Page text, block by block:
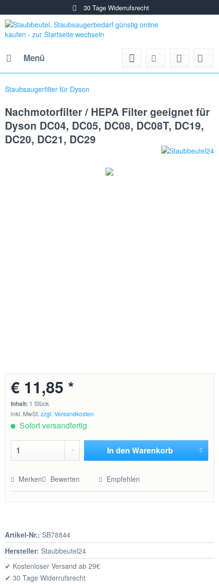
30 Tage Widerrufsrecht
Menü
Staubsaugerfilter für Dyson
Nachmotorfilter / HEPA Filter geeignet für
Dyson DC04, DC05, DC08, DC08T, DC19,
DC20, DC21, DC29
€ 11,85 *
Inhalt: 1 Stück
inkl. MwSt.zzgl. Versandkosten
Sofort versandfertig
In den Warenkorb
Merken Bewerten Empfehlen
Artikel-Nr.: SB78844
Hersteller: Staubbeutel24
✔ Kostenloser Versand ab 29€
✔ 30 Tage Widerrufsrecht